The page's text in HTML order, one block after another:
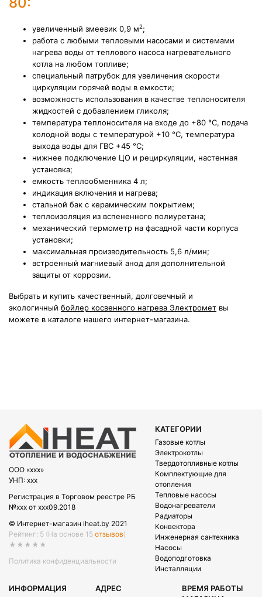
увеличенный змеевик 0,9 м2;
работа с любыми тепловыми насосами и системами
нагрева воды от теплового насоса нагревательного
котла на любом топливе;
специальный патрубок для увеличения скорости
циркуляции горячей воды в емкости;
возможность использования в качестве теплоносителя
жидкостей с добавлением гликоля;
температура теплоносителя на входе до +80 °С, подача
холодной воды с температурой +10 °С, температура
выхода воды для ГВС +45 °С;
нижнее подключение ЦО и рециркуляции, настенная
установка;
емкость теплообменника 4 л;
индикация включения и нагрева;
стальной бак с керамическим покрытием;
теплоизоляция из вспененного полиуретана;
механический термометр на фасадной части корпуса
установки;
максимальная производительность 5,6 л/мин;
встроенный магниевый анод для дополнительной
защиты от коррозии.
Выбрать и купить качественный, долговечный и
экологичный бойлер косвенного нагрева Электромет вы
можете в каталоге нашего интернет-магазина.
OOO «xxx»
УНП: xxx
Регистрация в Торговом реестре РБ
№xxx от xxx09.2018
© Интернет-магазин iheat.by 2021
Рейтинг: 5 (На основе 15 отзывов)
★★★★★
Политика конфиденциальности
КАТЕГОРИИ
Газовые котлы
Электрокотлы
Твердотопливные котлы
Комплектующие для
отопления
Тепловые насосы
Водонагреватели
Радиаторы
Конвектора
Инженерная сантехника
Насосы
Водоподготовка
Инсталляции
ИНФОРМАЦИЯ АДРЕС
ВРЕМЯ РАБОТЫ